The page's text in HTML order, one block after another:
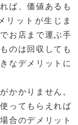
ば、価値あるも
リットが生じま
お店まで運ぶ手
のは回収しても
なデメリットに
かかりません。
ってもらえれば
合のデメリット